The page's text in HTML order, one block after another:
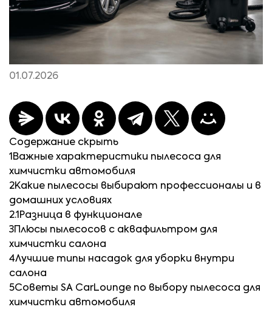
01.07.2026
Содержание скрыть
1 Важные характеристики пылесоса для
химчистки автомобиля
2Какие пылесосы выбирают профессионалы и в
домашних условиях
2.1 Разница в функционале
3 Плюсы пылесосов с аквафильтром для
химчистки салона
4Лучшие типы насадок для уборки внутри
салона
5Советы SA CarLounge по выбору пылесоса для
химчистки автомобиля